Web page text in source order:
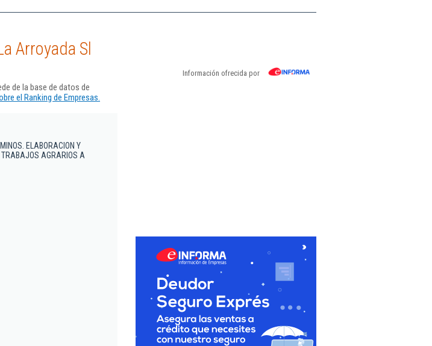
Arroyada Sl
Información ofrecida por
de la base de datos de
el Ranking de Empresas.
ELABORACION Y
TRABAJOS AGRARIOS A